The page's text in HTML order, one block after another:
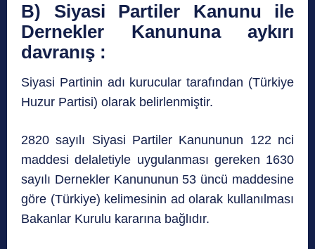
B) Siyasi Partiler Kanunu ile
Dernekler Kanununa aykırı
davranış :
Siyasi Partinin adı kurucular tarafından (Türkiye
Huzur Partisi) olarak belirlenmiştir.
2820 sayılı Siyasi Partiler Kanununun 122 nci
maddesi delaletiyle uygulanması gereken 1630
sayılı Dernekler Kanununun 53 üncü maddesine
göre (Türkiye) kelimesinin ad olarak kullanılması
Bakanlar Kurulu kararına bağlıdır.